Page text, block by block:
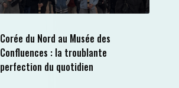
Corée du Nord au Musée des
Confluences : la troublante
perfection du quotidien